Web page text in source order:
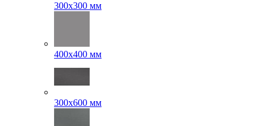
300x300 мм
400х400 мм
300x600 мм